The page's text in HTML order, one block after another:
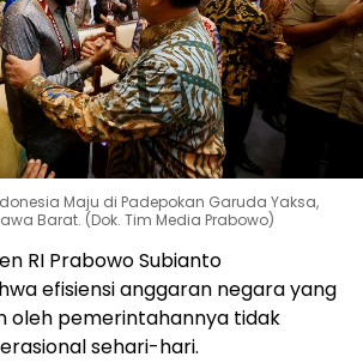
Maju di Padepokan Garuda Yaksa,
Barat. (Dok. Tim Media Prabowo)
RI Prabowo Subianto
efisiensi anggaran negara yang
oleh pemerintahannya tidak
sehari-hari.